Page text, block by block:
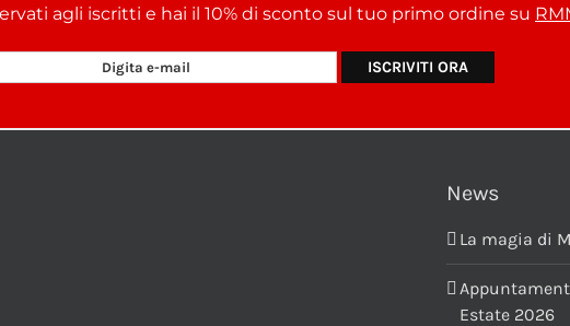
agli iscritti e hai il 10% di sconto sul tuo primo ordine su
News
La magia di
Estate 2026